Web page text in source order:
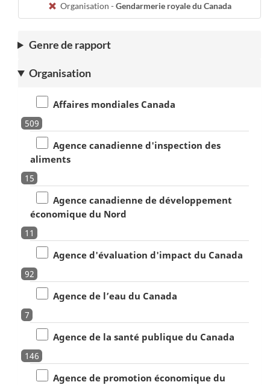
Organisation -Gendarmerie royale du Canada
Genre de rapport
Organisation
Affaires mondiales Canada
509
Agence canadienne d'inspection des
aliments
15
Agence canadienne de développement
économique du Nord
11
Agence d'évaluation d'impact du Canada
92
Agence de l’eau du Canada
7
Agence de la santé publique du Canada
146
Agence de promotion économique du